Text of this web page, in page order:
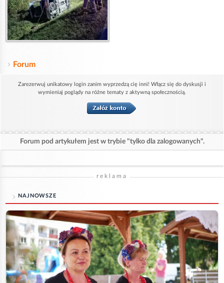
Forum
Zarezerwuj unikatowy login zanim wyprzedzą cię inni! Włącz się do dyskusji i
wymieniaj poglądy na różne tematy z aktywną społecznością.
Forum pod artykułem jest w trybie "tylko dla zalogowanych".
reklama
NAJNOWSZE